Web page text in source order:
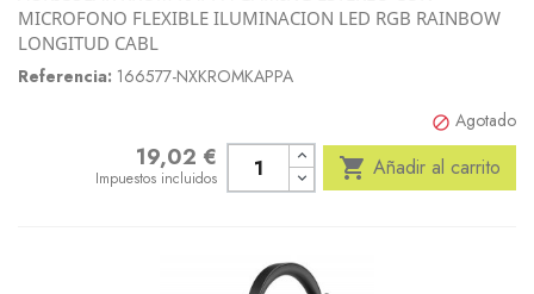
MICROFONO FLEXIBLE ILUMINACION LED RGB RAINBOW
LONGITUD CABL
Referencia: 166577-NXKROMKAPPA
 Agotado
Precio19,02 €
Impuestos incluidos  Añadir al carrito